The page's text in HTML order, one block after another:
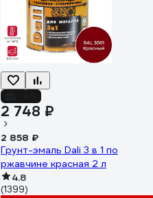
2 748 ₽
2 858 ₽
Грунт-эмаль Dali 3 в 1 по
ржавчине красная 2 л
4.8
(1399)